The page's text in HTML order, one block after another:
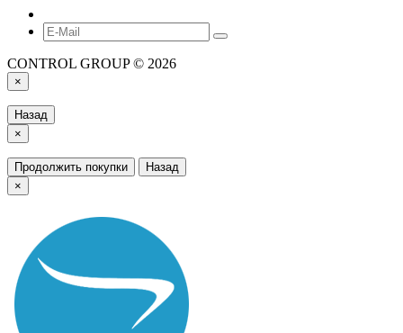
CONTROL GROUP © 2026
×
Назад
×
Продолжить покупки
Назад
×